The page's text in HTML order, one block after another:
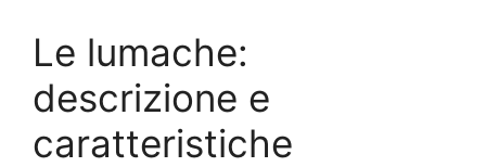
Le lumache:
descrizione e
caratteristiche